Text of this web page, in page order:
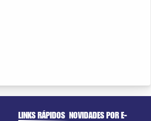
LINKS RÁPIDOS NOVIDADES POR E-